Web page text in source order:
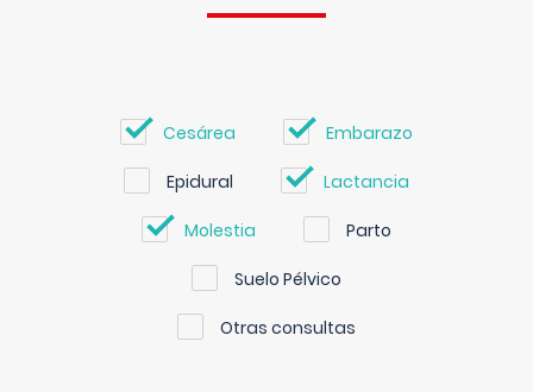
Cesárea Embarazo
Epidural Lactancia
Molestia Parto
Suelo Pélvico
Otras consultas